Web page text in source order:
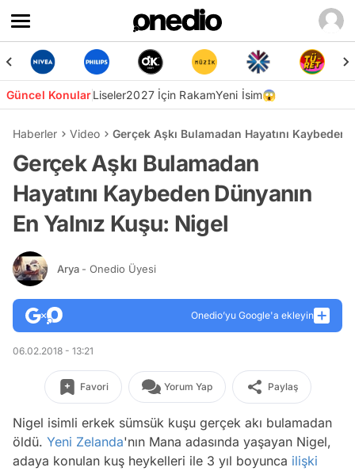
Güncel KonularLiseler2027 İçin RakamYeni İsim😱
Haberler Video Gerçek Aşkı Bulamadan Hayatını Kaybeden
Gerçek Aşkı Bulamadan
Hayatını Kaybeden Dünyanın
En Yalnız Kuşu: Nigel
Arya - Onedio Üyesi
Onedio’yu Google'a ekleyin
06.02.2018 - 13:21
Favori Yorum Yap Paylaş
Nigel isimli erkek sümsük kuşu gerçek akı bulamadan
öldü. Yeni Zelanda'nın Mana adasında yaşayan Nigel,
adaya konulan kuş heykelleri ile 3 yıl boyunca ilişki